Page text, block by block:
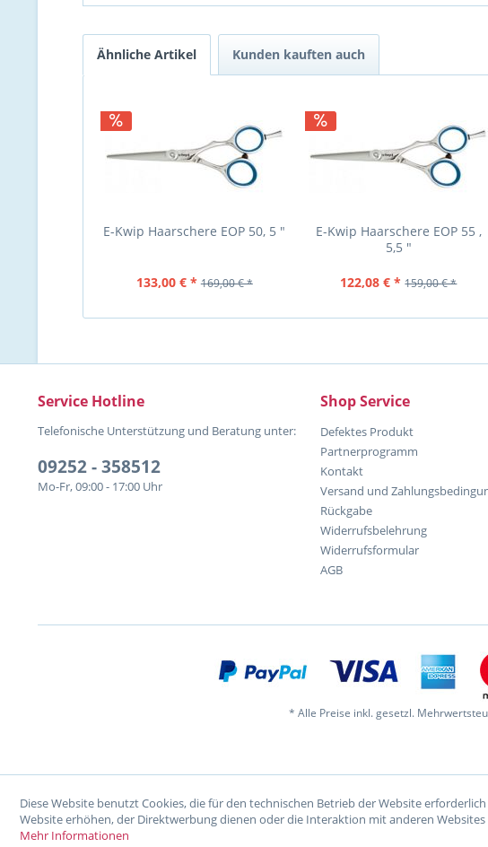
Ähnliche Artikel Kunden kauften auch
E-Kwip Haarschere EOP 50, 5 "
133,00 € * 169,00 € *
E-Kwip Haarschere EOP 55 ,
5,5 "
122,08 € * 159,00 € *
Service Hotline
Telefonische Unterstützung und Beratung unter:
09252 - 358512
Mo-Fr, 09:00 - 17:00 Uhr
Shop Service
Defektes Produkt
Partnerprogramm
Kontakt
Versand und
Rückgabe
Widerrufsbelehrung
Widerrufsformular
AGB
* Alle Preise inkl. gesetzl.
Diese Website benutzt Cookies, die für den technischen Betrieb der Website
Website erhöhen, der Direktwerbung dienen oder die Interaktion mit anderen
Mehr Informationen